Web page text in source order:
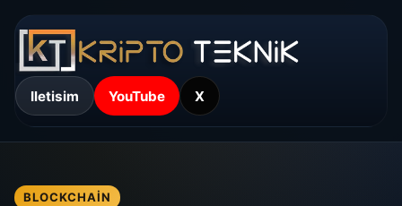
Iletisim YouTube X
BLOCKCHAIN